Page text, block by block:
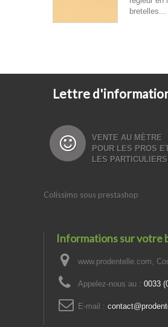
bretelles...
Lettre
VENTE AU MÈTRE
POUR LES PROS
LES PARTICULIERS
Colissimo sous prestashop
Informations sur votre
www.prodentelle.com,
Appelez-nous au : 0033
E-mail :